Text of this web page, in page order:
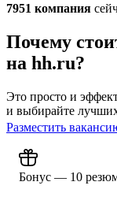
7951 компания
Почему
на hh.ru?
Это просто и
и выбирайте
Разместить
Бонус — 10